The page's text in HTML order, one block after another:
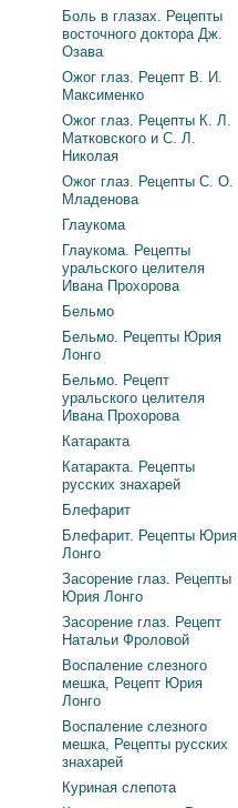
Боль в глазах. Рецепты
восточного доктора Дж.
Озава
Ожог глаз. Рецепт В. И.
Максименко
Ожог глаз. Рецепты К. Л.
Матковского и С. Л.
Николая
Ожог глаз. Рецепты С. О.
Младенова
Глаукома
Глаукома. Рецепты
уральского целителя
Ивана Прохорова
Бельмо
Бельмо. Рецепты Юрия
Лонго
Бельмо. Рецепт
уральского целителя
Ивана Прохорова
Катаракта
Катаракта. Рецепты
русских знахарей
Блефарит
Блефарит. Рецепты Юрия
Лонго
Засорение глаз. Рецепты
Юрия Лонго
Засорение глаз. Рецепт
Натальи Фроловой
Воспаление слезного
мешка, Рецепт Юрия
Лонго
Воспаление слезного
мешка, Рецепты русских
знахарей
Куриная слепота